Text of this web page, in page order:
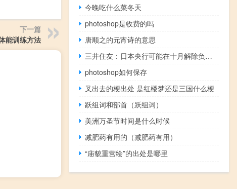
下一篇
能训练方法
今晚吃什么菜冬天
photoshop是收费的吗
唐顺之的元宵诗的意思
三井住友：日本央行可能在十月解除负利率政策
photoshop如何保存
叉出去的梗出处 是红楼梦还是三国什么梗
跃组词和部首（跃组词）
美洲万圣节时间是什么时候
减肥药有用的（减肥药有用）
“庙貌重营绘”的出处是哪里